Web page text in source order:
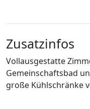
Zusatzinfos
Vollausgestatte
Gemeinschaftsbad
große Kühlschränke